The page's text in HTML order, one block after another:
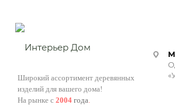
Широкий ассортимент деревянных
изделий для вашего дома!
На рынке с 2004 года.